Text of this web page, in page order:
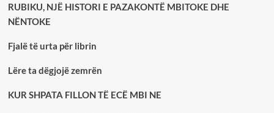
RUBIKU, NJË HISTORI E PAZAKONTË MBITOKE DHE
NËNTOKE
Fjalë të urta për librin
Lëre ta dëgjojë zemrën
KUR SHPATA FILLON TË ECË MBI NE